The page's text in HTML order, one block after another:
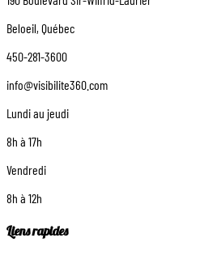
Beloeil, Québec
450-281-3600
info@visibilite360.com
Lundi au jeudi
8h à 17h
Vendredi
8h à 12h
Liens rapides